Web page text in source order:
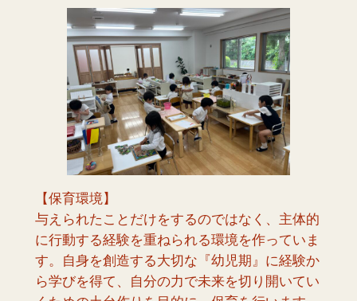
【保育環境】
与えられたことだけをするのではなく、主体的
に行動する経験を重ねられる環境を作っていま
す。自身を創造する大切な『幼児期』に経験か
ら学びを得て、自分の力で未来を切り開いてい